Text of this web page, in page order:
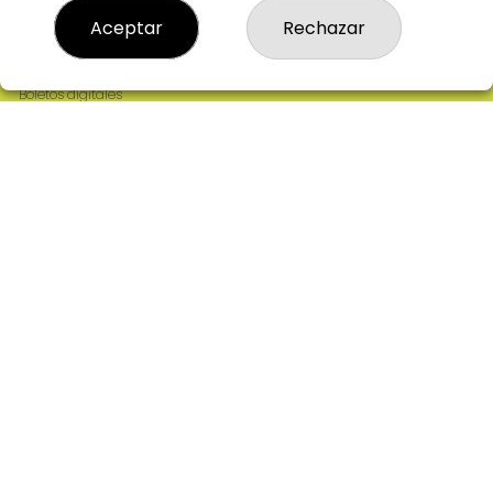
Resultados
Contacto
Empresas
Boletos digitales
Aceptar Rechazar